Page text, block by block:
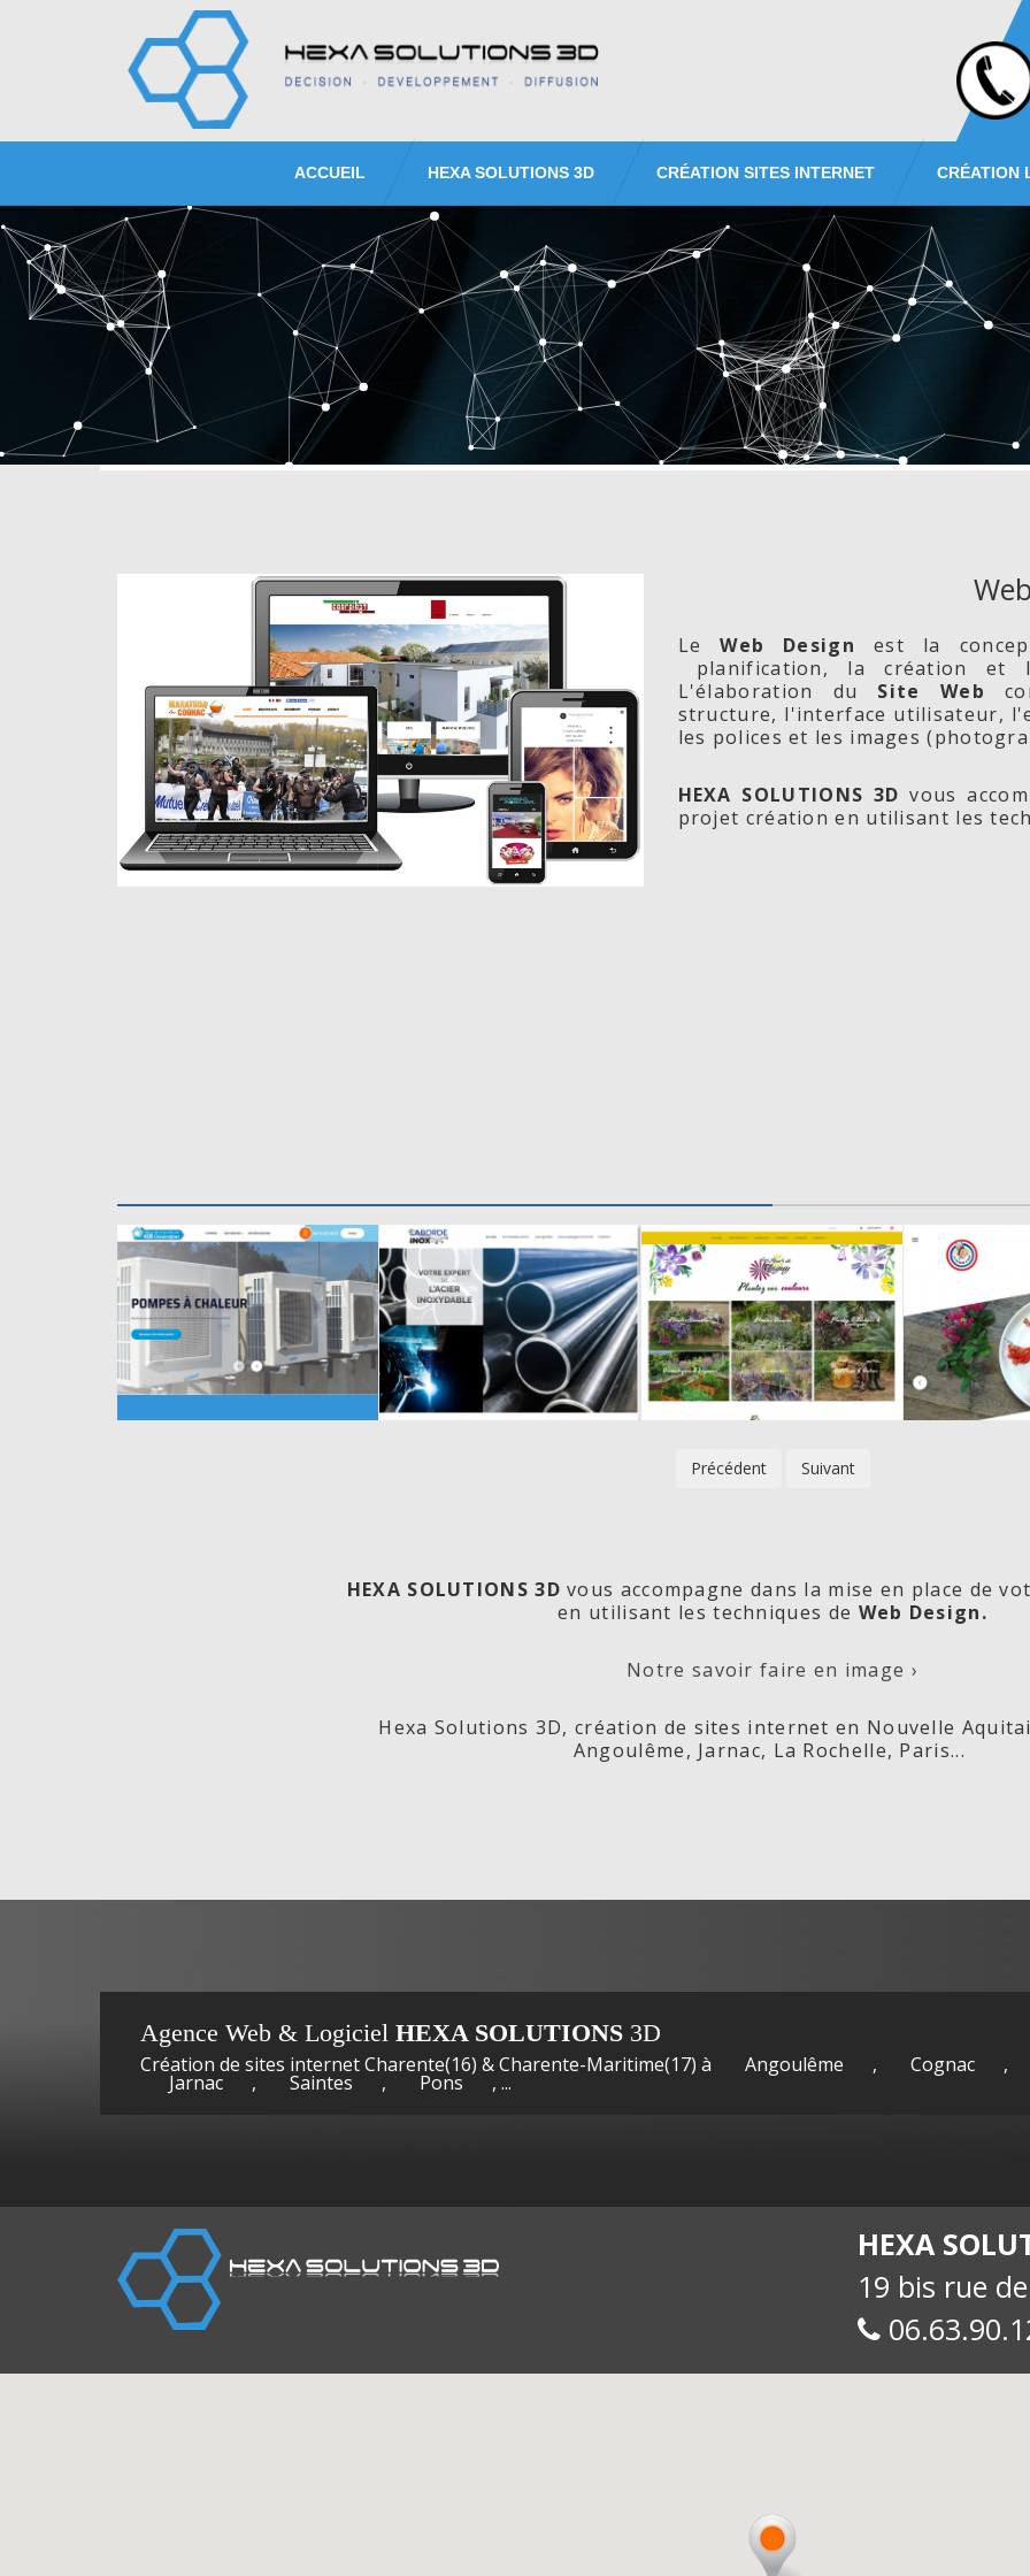
ACCUEIL HEXA SOLUTIONS 3D CRÉATION SITES INTERNET CRÉATION
LeWeb Design est la
planification, la création
L'élaboration du Site Web
structure, l'interface utilisateur,
les polices et les images
HEXA SOLUTIONS 3D vous
projet création en utilisant les
Cognac
Inox,
Gensac-
Les
Fleurs de
Maguy -
E-
Précédent Suivant
HEXA SOLUTIONS 3D vous accompagne dans la mise en place de
en utilisant les techniques de Web Design.
Notre savoir faire en image ›
Hexa Solutions 3D, création de sites internet en Nouvelle
Angoulême, Jarnac, La Rochelle, Paris...
Agence Web & Logiciel HEXA SOLUTIONS 3D
Création de sites internet Charente(16) & Charente-Maritime(17) à Angoulême , Cognac ,
Jarnac , Saintes , Pons , ...
HEXA
19 bis rue